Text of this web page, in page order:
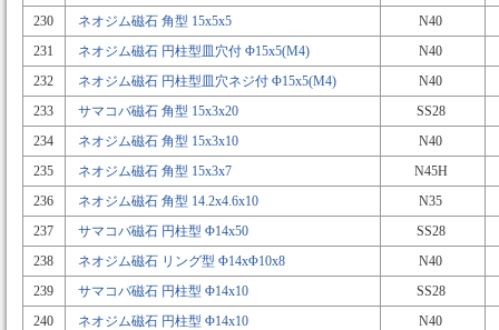
230
ネオジム磁石 角型 15x5x5
N40
231
ネオジム磁石 円柱型皿穴付 Φ15x5(M4)
N40
232
ネオジム磁石 円柱型皿穴ネジ付 Φ15x5(M4)
N40
233
サマコバ磁石 角型 15x3x20
SS28
234
ネオジム磁石 角型 15x3x10
N40
235
ネオジム磁石 角型 15x3x7
N45H
236
ネオジム磁石 角型 14.2x4.6x10
N35
237
サマコバ磁石 円柱型 Φ14x50
SS28
238
ネオジム磁石 リング型 Φ14xΦ10x8
N40
239
サマコバ磁石 円柱型 Φ14x10
SS28
240
ネオジム磁石 円柱型 Φ14x10
N40